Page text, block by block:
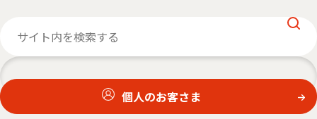
個人のお客さま